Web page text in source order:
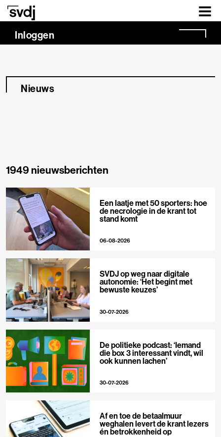
Naar hoofdinhoud
Inloggen
Nieuws
1949 nieuwsberichten
Een laatje met 50 sporters: hoe
de necrologie in de krant tot
stand komt
06-08-2026
SVDJ op weg naar digitale
autonomie: ‘Het begint met
bewuste keuzes’
30-07-2026
De politieke podcast: ‘Iemand
die box 3 interessant vindt, wil
ook kunnen lachen’
30-07-2026
Af en toe de betaalmuur
weghalen levert de krant lezers
én betrokkenheid op